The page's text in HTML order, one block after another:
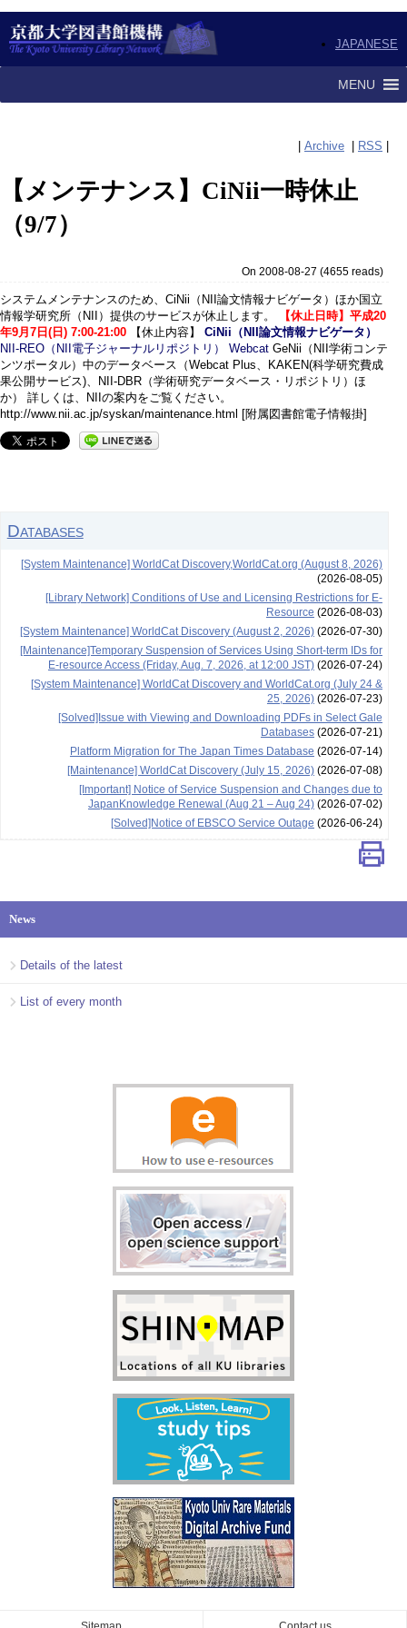
JAPANESE
MENU
Archive RSS
【メンテナンス】CiNii一時休止
（9/7）
On 2008-08-27 (4655 reads)
システムメンテナンスのため、CiNii（NII論文情報ナビゲータ）ほか国立
情報学研究所（NII）提供のサービスが休止します。
【休止日時】平成20
年9月7日(日) 7:00-21:00 【休止内容】 CiNii（NII論文情報ナビゲータ）
NII-REO（NII電子ジャーナルリポジトリ）
Webcat GeNii（NII学術コンテ
ンツポータル）中のデータベース（Webcat Plus、KAKEN(科学研究費成
果公開サービス)、NII-DBR（学術研究データベース・リポジトリ）ほ
か） 詳しくは、NIIの案内をご覧ください。
http://www.nii.ac.jp/syskan/maintenance.html [附属図書館電子情報掛]
Databases
[System Maintenance] WorldCat Discovery,WorldCat.org (August 8, 2026)
(2026-08-05)
[Library Network] Conditions of Use and Licensing Restrictions for E-
Resource (2026-08-03)
[System Maintenance] WorldCat Discovery (August 2, 2026)(2026-07-30)
[Maintenance]Temporary Suspension of Services Using Short-term IDs for
E-resource Access (Friday, Aug. 7, 2026, at 12:00 JST)(2026-07-24)
[System Maintenance] WorldCat Discovery and WorldCat.org (July 24 &
25, 2026)(2026-07-23)
[Solved]Issue with Viewing and Downloading PDFs in Select Gale
Databases(2026-07-21)
Platform Migration for The Japan Times Database (2026-07-14)
[Maintenance] WorldCat Discovery (July 15, 2026)(2026-07-08)
[Important] Notice of Service Suspension and Changes due to
JapanKnowledge Renewal (Aug 21 – Aug 24)(2026-07-02)
[Solved]Notice of EBSCO Service Outage (2026-06-24)
News
Details of the latest
List of every month